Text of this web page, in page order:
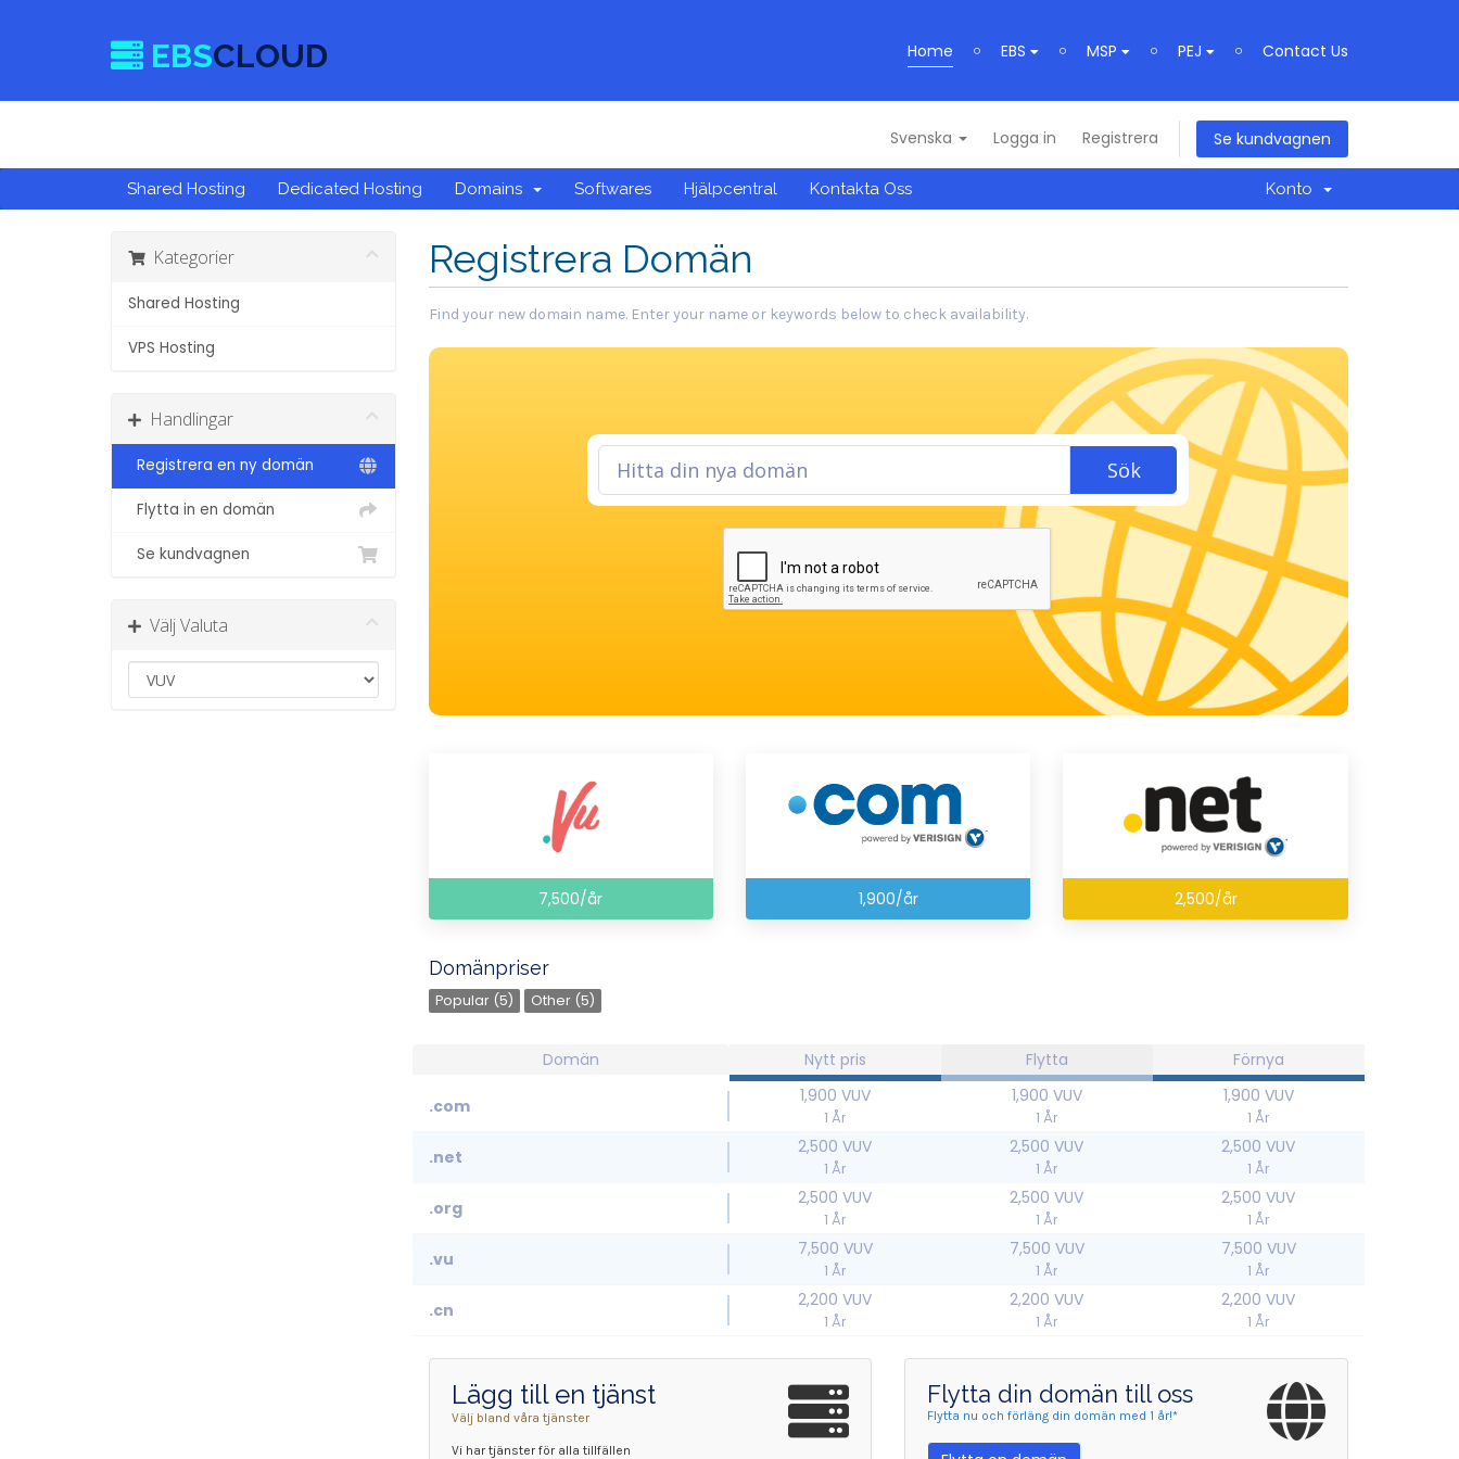
EBSCLOUD Home EBS MSP PEJ Contact Us
Svenska Logga in Registrera Se kundvagnen
Shared Hosting Dedicated Hosting Domains Softwares Hjälpcentral Kontakta Oss Konto
Kategorier
Shared Hosting
VPS Hosting
Handlingar
Registrera en ny domän
Flytta in en domän
Se kundvagnen
Välj Valuta
Registrera Domän
Find your new domain name. Enter your name or keywords below to check availability.
Sök
7,500/år 1,900/år 2,500/år
Domänpriser
Popular (5) Other (5)
Domän Nytt pris Flytta Förnya
.com 1,900 VUV
1 År
1,900 VUV
1 År
1,900 VUV
1 År
.net 2,500 VUV
1 År
2,500 VUV
1 År
2,500 VUV
1 År
.org 2,500 VUV
1 År
2,500 VUV
1 År
2,500 VUV
1 År
.vu 7,500 VUV
1 År
7,500 VUV
1 År
7,500 VUV
1 År
.cn 2,200 VUV
1 År
2,200 VUV
1 År
2,200 VUV
1 År
Lägg till en tjänst
Välj bland våra tjänster
Vi har tjänster för alla tillfällen
Flytta din domän till oss
Flytta nu och förläng din domän med 1 år!*